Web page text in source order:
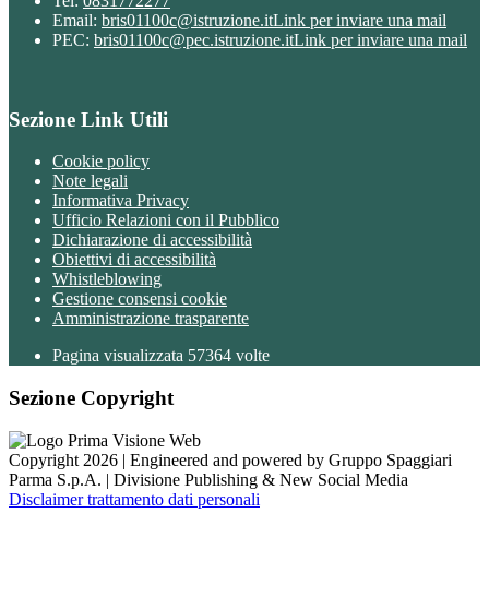
Email: bris01100c@istruzione.itLink per inviare una mail
PEC: bris01100c@pec.istruzione.itLink per inviare una mail
Sezione Link Utili
Cookie policy
Note legali
Informativa Privacy
Ufficio Relazioni con il Pubblico
Dichiarazione di accessibilità
Obiettivi di accessibilità
Whistleblowing
Gestione consensi cookie
Amministrazione trasparente
Pagina visualizzata 57364 volte
Sezione Copyright
Copyright 2026 | Engineered and powered by Gruppo Spaggiari
Parma S.p.A. | Divisione Publishing & New Social Media
Disclaimer trattamento dati personali